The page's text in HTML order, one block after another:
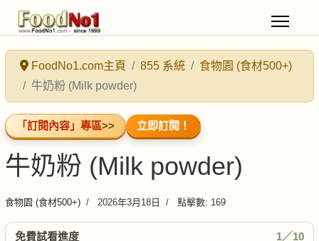
FoodNo1.com主頁 855 系統
食物園 (食材500+)
牛奶粉 (Milk powder)
「訂閱內容」專區>> 立即訂閱！
牛奶粉 (Milk powder)
食物園 (食材500+) 2026年3月18日 點擊數: 169
免費試看進度 1／10